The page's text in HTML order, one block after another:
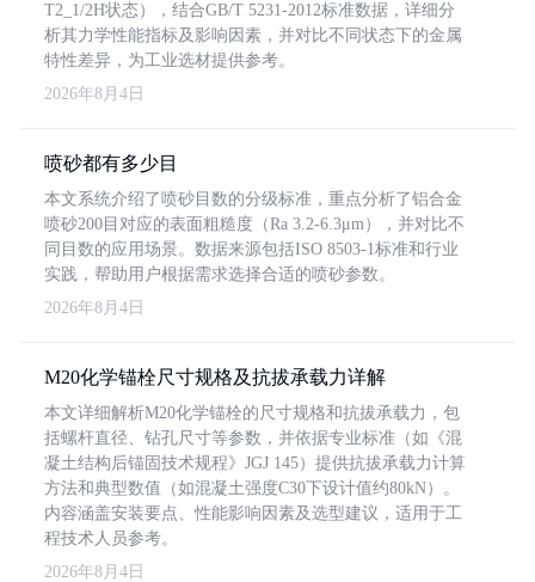
T2_1/2H状态），结合GB/T 5231-2012标准数据，详细分
析其力学性能指标及影响因素，并对比不同状态下的金属
特性差异，为工业选材提供参考。
2026年8月4日
喷砂都有多少目
本文系统介绍了喷砂目数的分级标准，重点分析了铝合金
喷砂200目对应的表面粗糙度（Ra 3.2-6.3μm），并对比不
同目数的应用场景。数据来源包括ISO 8503-1标准和行业
实践，帮助用户根据需求选择合适的喷砂参数。
2026年8月4日
M20化学锚栓尺寸规格及抗拔承载力详解
本文详细解析M20化学锚栓的尺寸规格和抗拔承载力，包
括螺杆直径、钻孔尺寸等参数，并依据专业标准（如《混
凝土结构后锚固技术规程》JGJ 145）提供抗拔承载力计算
方法和典型数值（如混凝土强度C30下设计值约80kN）。
内容涵盖安装要点、性能影响因素及选型建议，适用于工
程技术人员参考。
2026年8月4日